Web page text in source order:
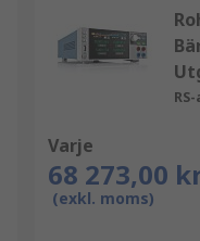
Varje
68 273,00
(exkl. moms)